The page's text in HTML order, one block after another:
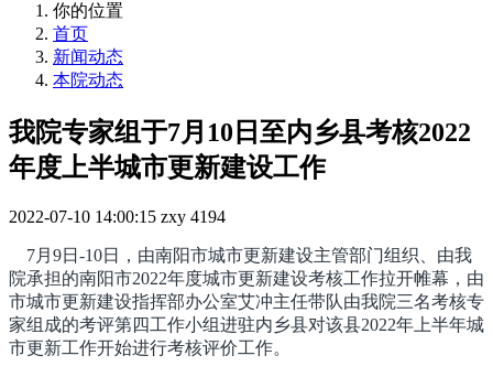
你的位置
首页
新闻动态
本院动态
我院专家组于7月10日至内乡县考核2022
年度上半城市更新建设工作
2022-07-10 14:00:15 zxy 4194
7月9日-10日，由南阳市城市更新建设主管部门组织、由我
院承担的南阳市2022年度城市更新建设考核工作拉开帷幕，由
市城市更新建设指挥部办公室艾冲主任带队由我院三名考核专
家组成的考评第四工作小组进驻内乡县对该县2022年上半年城
市更新工作开始进行考核评价工作。